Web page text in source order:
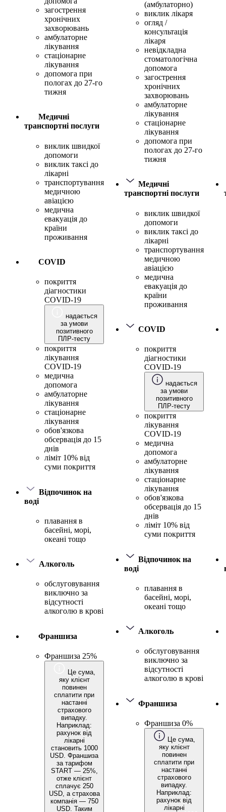
загострення
хронічних
захворювань
амбулаторне
лікування
стаціонарне
лікування
допомога при
пологах до 27-го
тижня
Медичні
транспортні послуги
виклик швидкої
допомоги
виклик таксі до
лікарні
транспортування
медичною
авіацією
медична
евакуація до
країни
проживання
COVID
покриття
діагностики
COVID-19
надається
за умови
позитивного
ПЛР-тесту
покриття
лікування
COVID-19
медична
допомога
амбулаторне
лікування
стаціонарне
лікування
обов'язкова
обсервація до 15
днів
ліміт 10% від
суми покриття
Відпочинок на
воді
плавання в
басейні, морі,
океані тощо
Алкоголь
обслуговування
виключно за
відсутності
алкоголю в крові
Франшиза
Франшиза 25%
Це сума,
яку клієнт
повинен
сплатити при
настанні
страхового
випадку.
Наприклад:
рахунок від
лікарні
становить 1000
USD. Франшиза
за тарифом
START — 25%,
отже клієнт
сплачує 250
USD, а страхова
компанія — 750
USD. Таким
(амбулаторно)
виклик лікаря
огляд /
консультація
лікаря
невідкладна
стоматологічна
допомога
загострення
хронічних
захворювань
амбулаторне
лікування
стаціонарне
лікування
допомога при
пологах до 27-го
тижня
Медичні
транспортні послуги
виклик швидкої
допомоги
виклик таксі до
лікарні
транспортування
медичною
авіацією
медична
евакуація до
країни
проживання
COVID
покриття
діагностики
COVID-19
надається
за умови
позитивного
ПЛР-тесту
покриття
лікування
COVID-19
медична
допомога
амбулаторне
лікування
стаціонарне
лікування
обов'язкова
обсервація до 15
днів
ліміт 10% від
суми покриття
Відпочинок на
воді
плавання в
басейні, морі,
океані тощо
Алкоголь
обслуговування
виключно за
відсутності
алкоголю в крові
Франшиза
Франшиза 0%
Це сума,
яку клієнт
повинен
сплатити при
настанні
страхового
випадку.
Наприклад:
рахунок від
лікарні